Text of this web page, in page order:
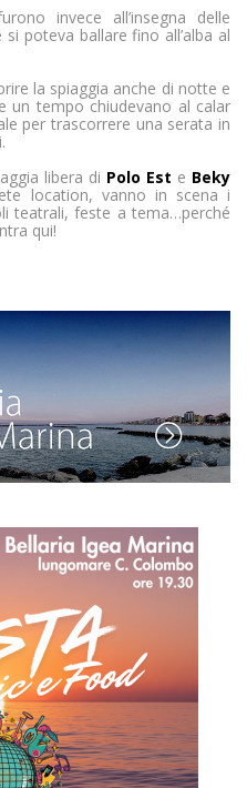
invece all’insegna delle
poteva ballare fino all’alba al
la spiaggia anche di notte e
un tempo chiudevano al calar
per trascorrere una serata in
libera di Polo Est e Beky
location, vanno in scena i
teatrali, feste a tema…perché
qui!